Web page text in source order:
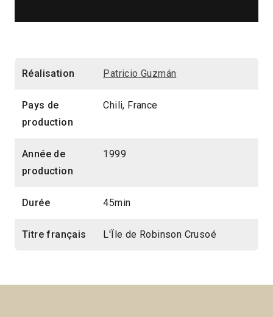
Réalisation Patricio Guzmán
Pays de
production
Chili, France
Année de
production
1999
Durée 45min
Titre français L'Ïle de Robinson Crusoé